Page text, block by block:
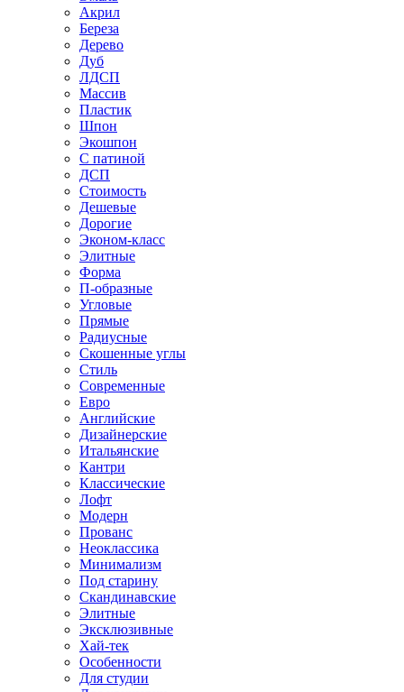
Акрил
Береза
Дерево
Дуб
ЛДСП
Массив
Пластик
Шпон
Экошпон
С патиной
ДСП
Стоимость
Дешевые
Дорогие
Эконом-класс
Элитные
Форма
П-образные
Угловые
Прямые
Радиусные
Скошенные углы
Стиль
Современные
Евро
Английские
Дизайнерские
Итальянские
Кантри
Классические
Лофт
Модерн
Прованс
Неоклассика
Минимализм
Под старину
Скандинавские
Элитные
Эксклюзивные
Хай-тек
Особенности
Для студии